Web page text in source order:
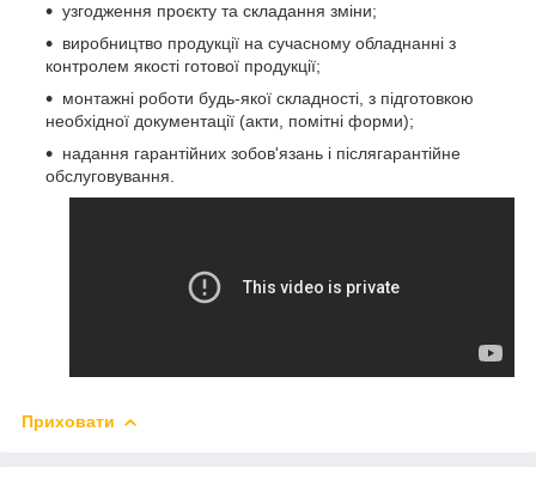
узгодження проєкту та складання зміни;
виробництво продукції на сучасному обладнанні з
контролем якості готової продукції;
монтажні роботи будь-якої складності, з підготовкою
необхідної документації (акти, помітні форми);
надання гарантійних зобов'язань і післягарантійне
обслуговування.
Приховати